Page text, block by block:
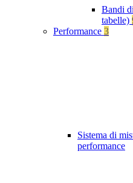
Bandi
tabelle)
Performance 3
Sistema di
performance